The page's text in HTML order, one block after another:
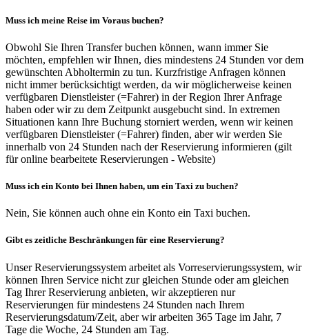
Muss ich meine Reise im Voraus buchen?
Obwohl Sie Ihren Transfer buchen können, wann immer Sie
möchten, empfehlen wir Ihnen, dies mindestens 24 Stunden vor dem
gewünschten Abholtermin zu tun. Kurzfristige Anfragen können
nicht immer berücksichtigt werden, da wir möglicherweise keinen
verfügbaren Dienstleister (=Fahrer) in der Region Ihrer Anfrage
haben oder wir zu dem Zeitpunkt ausgebucht sind. In extremen
Situationen kann Ihre Buchung storniert werden, wenn wir keinen
verfügbaren Dienstleister (=Fahrer) finden, aber wir werden Sie
innerhalb von 24 Stunden nach der Reservierung informieren (gilt
für online bearbeitete Reservierungen - Website)
Muss ich ein Konto bei Ihnen haben, um ein Taxi zu buchen?
Nein, Sie können auch ohne ein Konto ein Taxi buchen.
Gibt es zeitliche Beschränkungen für eine Reservierung?
Unser Reservierungssystem arbeitet als Vorreservierungssystem, wir
können Ihren Service nicht zur gleichen Stunde oder am gleichen
Tag Ihrer Reservierung anbieten, wir akzeptieren nur
Reservierungen für mindestens 24 Stunden nach Ihrem
Reservierungsdatum/Zeit, aber wir arbeiten 365 Tage im Jahr, 7
Tage die Woche, 24 Stunden am Tag.